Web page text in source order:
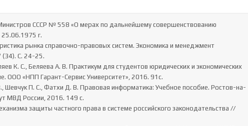
25.06.1975 г.
(34). С. 24-25.
ООО «НПП Гарант-Сервис Университет», 2016. 91с.
МВД России, 2016. 149 с.